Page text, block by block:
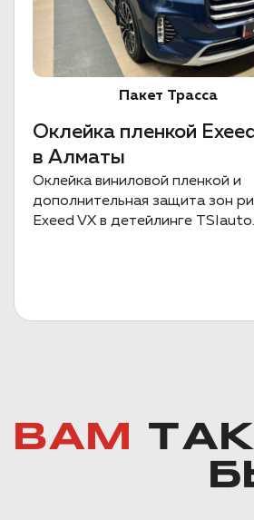
Пакет Трасса
Оклейка пленкой
в Алматы
Оклейка виниловой пленкой и
дополнительная защита зон
Exeed VX в детейлинге TSIauto.
ВАМ